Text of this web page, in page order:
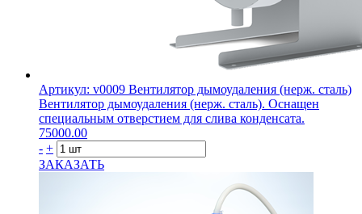
Артикул: v0009 Вентилятор дымоудаления (нерж. сталь)
Вентилятор дымоудаления (нерж. сталь). Оснащен
специальным отверстием для слива конденсата.
75000.00
- +
ЗАКАЗАТЬ